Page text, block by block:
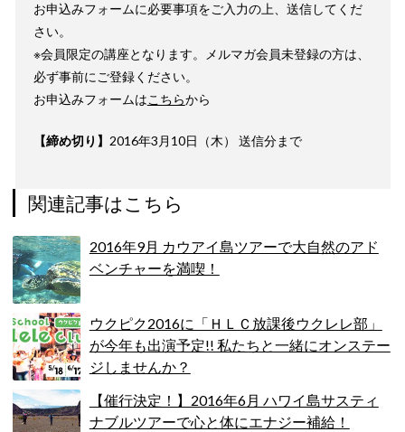
お申込みフォームに必要事項をご入力の上、送信してくだ
さい。
※会員限定の講座となります。メルマガ会員未登録の方は、
必ず事前にご登録ください。
お申込みフォームはこちらから
【締め切り】 2016年3月10日（木） 送信分まで
関連記事はこちら
2016年9月 カウアイ島ツアーで大自然のアド
ベンチャーを満喫！
ウクピク2016に「ＨＬＣ放課後ウクレレ部」
が今年も出演予定!! 私たちと一緒にオンステー
ジしませんか？
【催行決定！】2016年6月 ハワイ島サスティ
ナブルツアーで心と体にエナジー補給！